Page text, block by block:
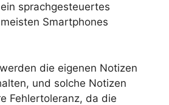
sprachgesteuertes
Smartphones
die eigenen Notizen
und solche Notizen
Fehlertoleranz, da die